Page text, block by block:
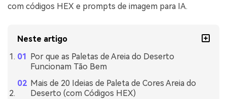
com códigos HEX e prompts de imagem para IA.
Neste artigo
Por que as Paletas de Areia do Deserto
Funcionam Tão Bem
Mais de 20 Ideias de Paleta de Cores Areia do
Deserto (com Códigos HEX)